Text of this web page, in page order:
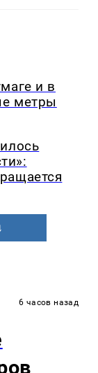
и в
метры
6 часов назад